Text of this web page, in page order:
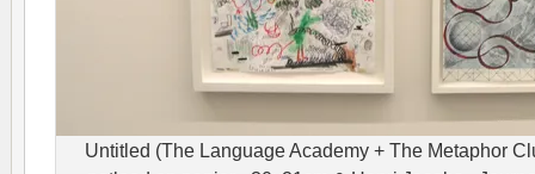
Untitled (The Language Academy + The Metaphor